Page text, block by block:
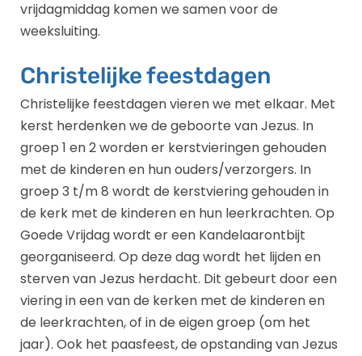
vrijdagmiddag komen we samen voor de
weeksluiting.
Christelijke feestdagen
Christelijke feestdagen vieren we met elkaar. Met
kerst herdenken we de geboorte van Jezus. In
groep 1 en 2 worden er kerstvieringen gehouden
met de kinderen en hun ouders/verzorgers. In
groep 3 t/m 8 wordt de kerstviering gehouden in
de kerk met de kinderen en hun leerkrachten. Op
Goede Vrijdag wordt er een Kandelaarontbijt
georganiseerd. Op deze dag wordt het lijden en
sterven van Jezus herdacht. Dit gebeurt door een
viering in een van de kerken met de kinderen en
de leerkrachten, of in de eigen groep (om het
jaar). Ook het paasfeest, de opstanding van Jezus